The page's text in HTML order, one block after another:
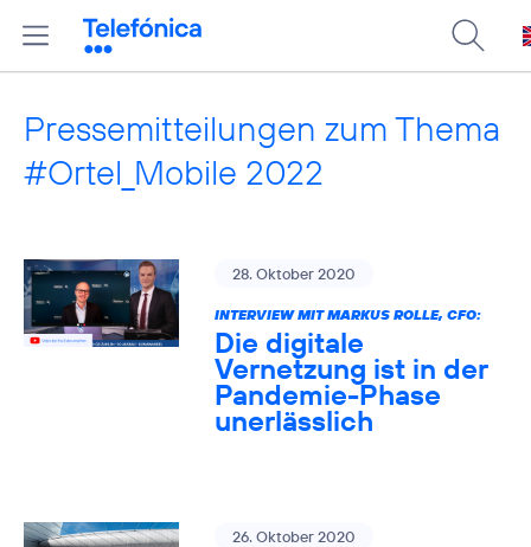
Pressemitteilungen zum Thema
#Ortel_Mobile 2022
28. Oktober 2020
INTERVIEW MIT MARKUS ROLLE, CFO:
Die digitale
Vernetzung ist in der
Pandemie-Phase
unerlässlich
26. Oktober 2020